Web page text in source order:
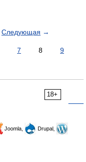
Следующая →
7 8
9
18+
Joomla,
Drupal,